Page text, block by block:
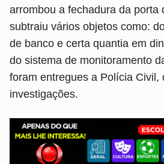
arrombou a fechadura da porta
subtraiu vários objetos como:
de banco e certa quantia em
do sistema de monitoramento
foram entregues a Polícia Civil,
investigações.